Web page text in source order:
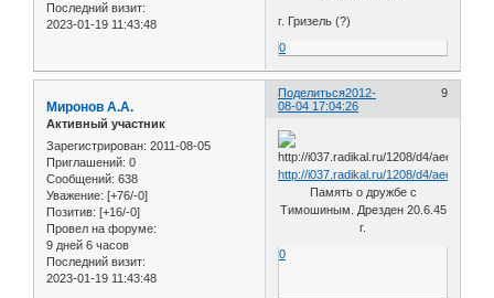
Последний визит:
2023-01-19 11:43:48
г. Гризель (?)
0
Поделиться 9
2012-
08-04 17:04:26
Миронов А.А.
Активный участник
Зарегистрирован: 2011-08-05
Приглашений: 0
Сообщений: 638
Уважение: [+76/-0]
Позитив: [+16/-0]
Провел на форуме:
9 дней 6 часов
Последний визит:
2023-01-19 11:43:48
http://i037.radikal.ru/1208/d4/
Память о дружбе с
Тимошиным. Дрезден 20.6.45
г.
0